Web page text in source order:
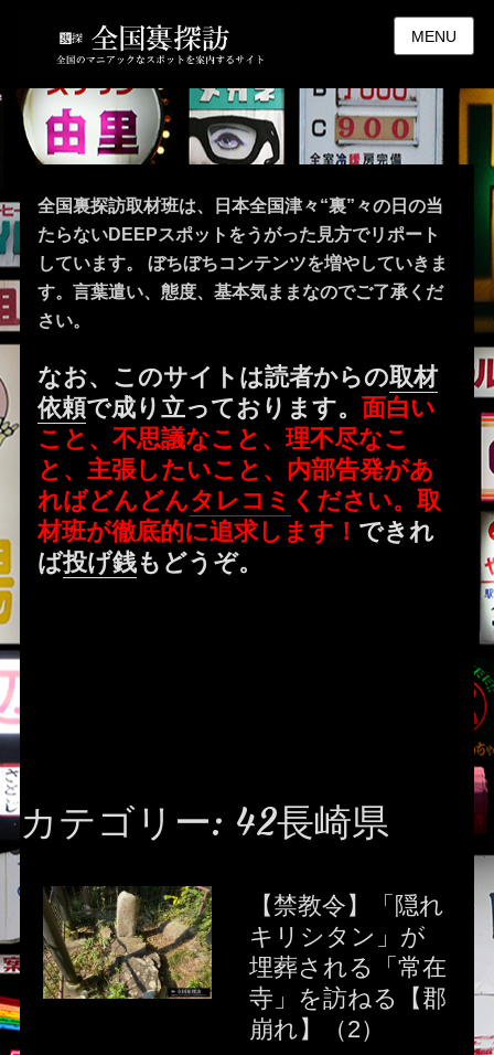
MENU
全国裏探訪取材班は、日本全国津々“裏”々の日の当
たらないDEEPスポットをうがった見方でリポート
しています。 ぼちぼちコンテンツを増やしていきま
す。言葉遣い、態度、基本気ままなのでご了承くだ
さい。
なお、このサイトは読者からの取材
依頼で成り立っております。面白い
こと、不思議なこと、理不尽なこ
と、主張したいこと、内部告発があ
ればどんどんタレコミ ください。取
材班が徹底的に追求します！ できれ
ば投げ銭もどうぞ。
カテゴリー: 42長崎県
【禁教令】「隠れ
キリシタン」が
埋葬される「常在
寺」を訪ねる【郡
崩れ】（2）